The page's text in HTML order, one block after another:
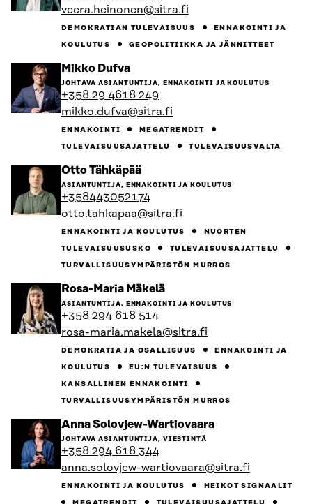
veera.heinonen@sitra.fi
DEMOKRATIAN TULEVAISUUS
ENNAKOINTI JA
KOULUTUS
GEOPOLITIIKKA JA JÄNNITTEET
Mikko DufvaSiirry
henkilön
sivulle
JOHTAVA ASIANTUNTIJA, ENNAKOINTI JA KOULUTUS
+358 29 4618 249
mikko.dufva@sitra.fi
ENNAKOINTI
MEGATRENDIT
TULEVAISUUSAJATTELU
TULEVAISUUSVALTA
Otto TähkäpääSiirry
henkilön
sivulle
ASIANTUNTIJA, ENNAKOINTI JA KOULUTUS
+358443052174
otto.tahkapaa@sitra.fi
ENNAKOINTI JA KOULUTUS
NUORTEN
TULEVAISUUSUSKO
TULEVAISUUSAJATTELU
TURVALLISUUSYMPÄRISTÖN MURROS
Rosa-Maria MäkeläSiirry
henkilön
ASIANTUNTIJA, ENNAKOINTI JA KOULUTUS
+358 294 618 514
rosa-maria.makela@sitra.fi
DEMOKRATIA JA OSALLISUUS
ENNAKOINTI JA
KOULUTUS
EU:N TULEVAISUUS
KANSALLINEN ENNAKOINTI
TURVALLISUUSYMPÄRISTÖN MURROS
Anna Solovjew-WartiovaaraSiirry
JOHTAVA ASIANTUNTIJA, VIESTINTÄ
+358 294 618 344
anna.solovjew-wartiovaara@sitra.fi
ENNAKOINTI JA KOULUTUS
HEIKOT SIGNAALIT